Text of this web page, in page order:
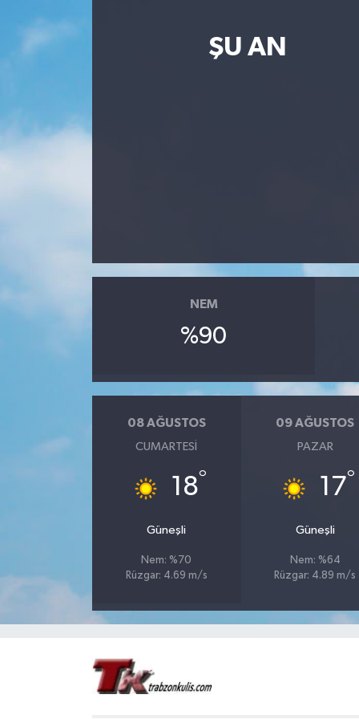
ŞU AN
NEM
%90
08 AĞUSTOS
CUMARTESI
18°
Güneşli
Nem: %70
Rüzgar: 4.69 m/s
09 AĞUSTOS
PAZAR
17°
Güneşli
Nem: %64
Rüzgar: 4.89 m/s